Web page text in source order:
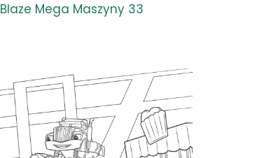
Blaze Mega Maszyny 33